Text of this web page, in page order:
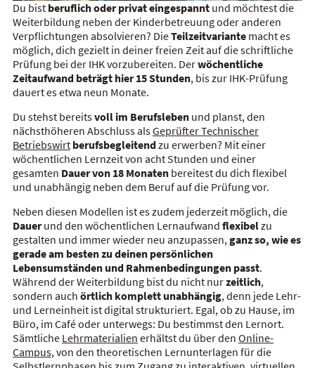
Du bist beruflich oder privat eingespanntund möchtest die
Weiterbildung neben der Kinderbetreuung oder anderen
Verpflichtungen absolvieren? DieTeilzeitvariantemacht es
möglich, dich gezielt in deiner freien Zeit auf die schriftliche
Prüfung bei der IHK vorzubereiten. Derwöchentliche
Zeitaufwand beträgt hier 15 Stunden, bis zur IHK-Prüfung
dauert es etwa neun Monate.
Du stehst bereitsvoll im Berufslebenund planst, den
nächsthöheren Abschluss alsGeprüfter Technischer
Betriebswirt berufsbegleitendzu erwerben? Mit einer
wöchentlichen Lernzeit von acht Stunden und einer
gesamten Dauer von 18 Monatenbereitest du dich flexibel
und unabhängig neben dem Beruf auf die Prüfung vor.
Neben diesen Modellen ist es zudem jederzeit möglich, die
Dauerund den wöchentlichen Lernaufwand flexibelzu
gestalten und immer wieder neu anzupassen,ganz so, wie es
gerade am besten zu deinen persönlichen
Lebensumständen und Rahmenbedingungen passt.
Während der Weiterbildung bist du nicht nurzeitlich,
sondern auch örtlich komplett unabhängig, denn jede Lehr-
und Lerneinheit ist digital strukturiert. Egal, ob zu Hause, im
Büro, im Café oder unterwegs: Du bestimmst den Lernort.
Sämtliche Lehrmaterialien erhältst du über den Online-
Campus, von den theoretischen Lernunterlagen für die